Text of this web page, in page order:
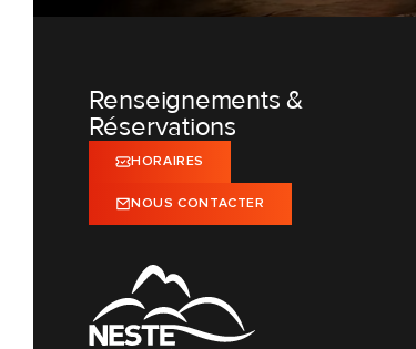
Renseignements &
Réservations
HORAIRES
NOUS CONTACTER